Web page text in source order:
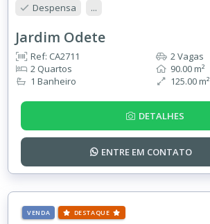
Despensa ...
Jardim Odete
Ref: CA2711
2 Quartos
1 Banheiro
2 Vagas
90.00 m²
125.00 m²
DETALHES
ENTRE EM CONTATO
VENDA DESTAQUE